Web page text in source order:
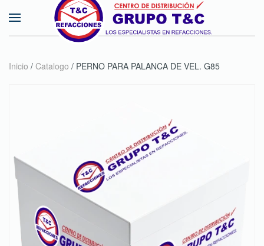
Skip to main content
Inicio / Catalogo / PERNO PARA PALANCA DE VEL. G85